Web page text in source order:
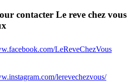
contacter Le reve chez vous
LeReveChezVous
lerevechezvous/